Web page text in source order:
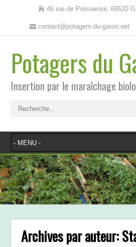
46 rue de Préssensé, 69520
contact@potagers-du-garon.net
Potagers du
Insertion par le maraîchage
Archives par auteur: